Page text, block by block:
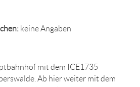
keine Angaben
mit dem ICE1735
Ab hier weiter mit dem